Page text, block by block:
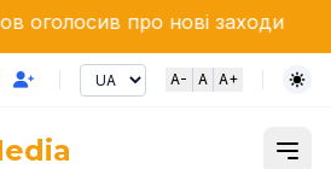
нові заходи Димитр
A- A A+